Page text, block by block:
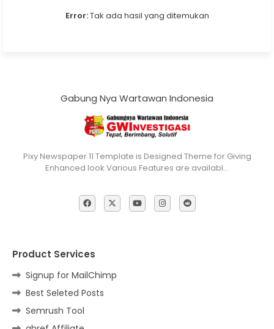
Error:Tak ada hasil yang ditemukan
Gabung Nya Wartawan Indonesia
Pixy Newspaper 11 Template is Designed Theme for Giving
Enhanced look Various Features are availabl…
Product Services
Signup for MailChimp
Best Seleted Posts
Semrush Tool